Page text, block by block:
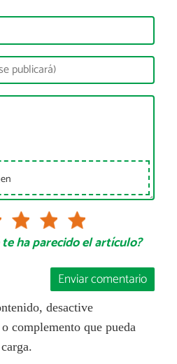
te ha parecido el artículo?
Enviar comentario
desactive
complemento que pueda